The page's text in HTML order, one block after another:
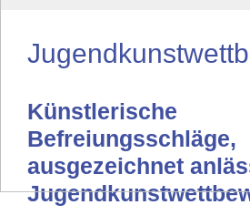
Künstlerische
Befreiungsschläge,
ausgezeichnet